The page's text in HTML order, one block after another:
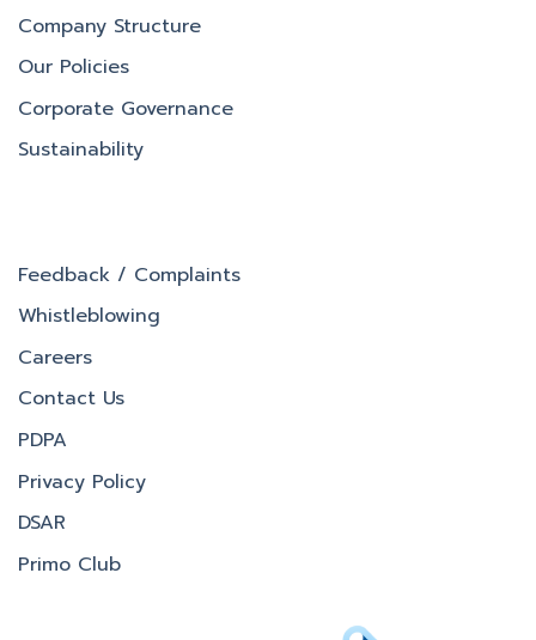
Company Structure
Our Policies
Corporate Governance
Sustainability
Feedback / Complaints
Whistleblowing
Careers
Contact Us
PDPA
Privacy Policy
DSAR
Primo Club